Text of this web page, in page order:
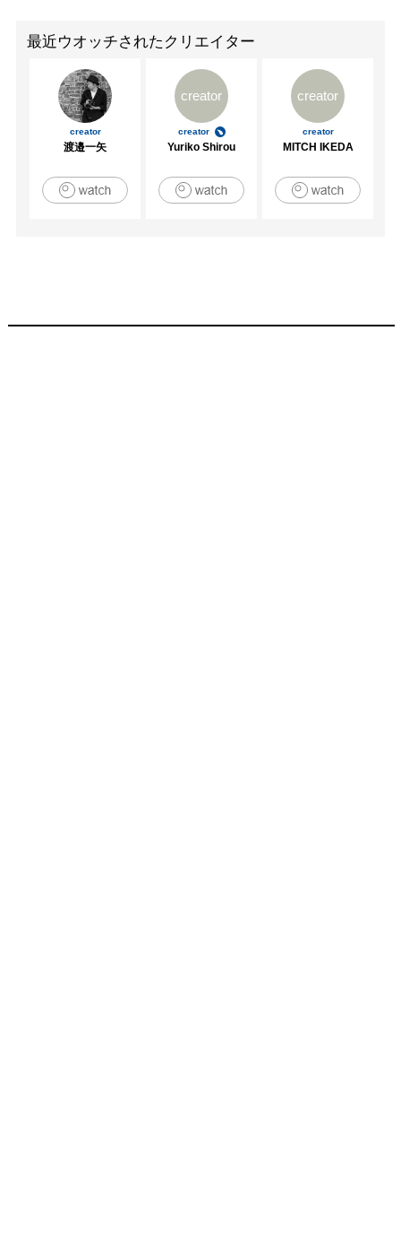
最近ウオッチされたクリエイター
creator
渡邉一矢
creator
creator
Yuriko Shirou
creator
creator
MITCH IKEDA